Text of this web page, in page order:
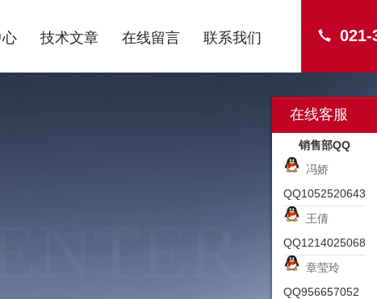
021-
技术文章 在线留言 联系我们
在线客服
销售部QQ
冯娇
QQ1052520643
王倩
QQ1214025068
章莹玲
QQ956657052